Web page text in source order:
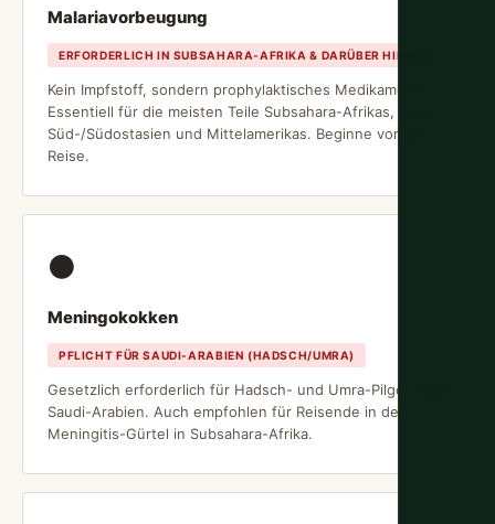
Malariavorbeugung
ERFORDERLICH IN SUBSAHARA-AFRIKA & DARÜBER HINAUS
Kein Impfstoff, sondern prophylaktisches Medikament.
Essentiell für die meisten Teile Subsahara-Afrikas, Teile
Süd-/Südostasien und Mittelamerikas. Beginne vor der
Reise.
⚫
Meningokokken
PFLICHT FÜR SAUDI-ARABIEN (HADSCH/UMRA)
Gesetzlich erforderlich für Hadsch- und Umra-Pilger nach
Saudi-Arabien. Auch empfohlen für Reisende in den
Meningitis-Gürtel in Subsahara-Afrika.